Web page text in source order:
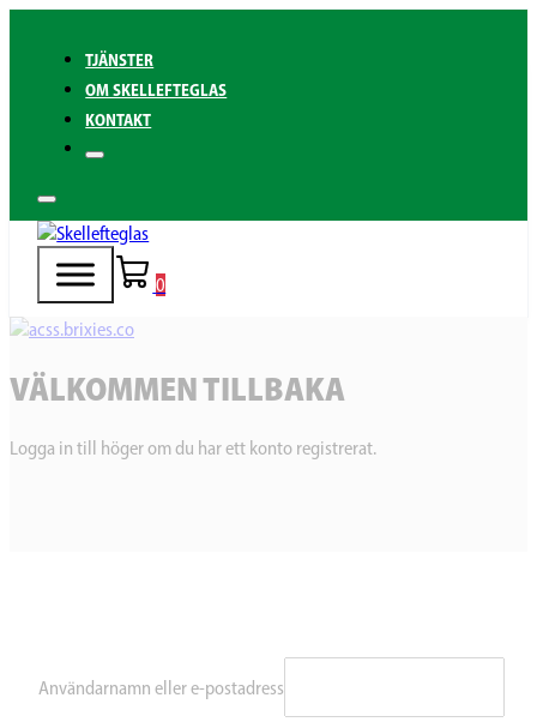
TJÄNSTER
OM SKELLEFTEGLAS
KONTAKT
0
VÄLKOMMEN TILLBAKA
Logga in till höger om du har ett konto registrerat.
Användarnamn eller e-postadress